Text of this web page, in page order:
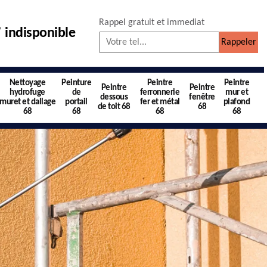
indisponible
Rappel gratuit et immediat
Nettoyage
hydrofuge
muret et dallage
68
Peinture
de
portail
68
Peintre
dessous
de toit 68
Peintre
ferronnerie
fer et métal
68
Peintre
fenêtre
68
Peintre
mur et
plafond
68